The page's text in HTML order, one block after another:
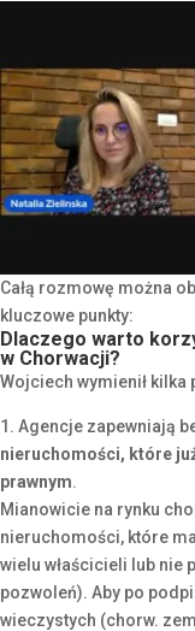
Całą rozmowę można
kluczowe punkty:
Dlaczego warto
w Chorwacji?
Wojciech wymienił
1. Agencje zapewniają
nieruchomości, które
prawnym.
Mianowicie na rynku
nieruchomości, które
wielu właścicieli lub nie
pozwoleń). Aby po
wieczystych (chorw.